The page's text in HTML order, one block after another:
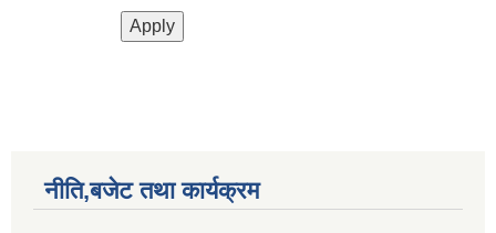
नीति,बजेट तथा कार्यक्रम